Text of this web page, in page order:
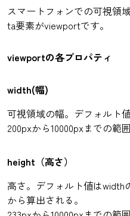
スマートフォンでの可視領
ta要素がviewportです。
viewportの各プロパティ
width(幅)
可視領域の幅。デフォルト値
200pxから10000pxまでの範
height（高さ）
高さ。デフォルト値は
から算出される。